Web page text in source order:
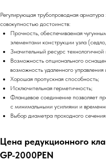
Регулирующая трубопроводная
совокупностью достоинств:
Прочность, обеспечиваемая
элементами конструкции узла
Значительный ресурс технологичной
Возможность опционального
возможность удаленного управления
Хорошая пропускная способность;
Исключительная герметичность;
Фланцевое соединение позволяет
с минимальными усилиями и
Выбор диаметра проходного
Цена редукционного
GP-2000PEN